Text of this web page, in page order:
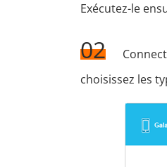
Exécutez-le
02
choisissez les